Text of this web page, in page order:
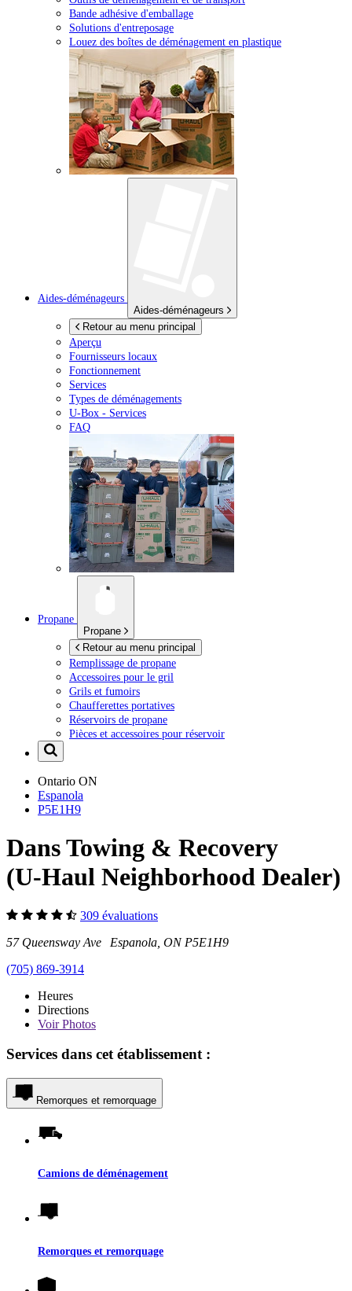
Bande adhésive d'emballage
Solutions d'entreposage
Louez des boîtes de déménagement en plastique
Aides-déménageurs
Aides-déménageurs
Retour au menu principal
Aperçu
Fournisseurs locaux
Fonctionnement
Services
Types de déménagements
U-Box - Services
FAQ
Propane
Propane
Retour au menu principal
Remplissage de propane
Accessoires pour le gril
Grils et fumoirs
Chaufferettes portatives
Réservoirs de propane
Pièces et accessoires pour réservoir
Ontario ON
Espanola
P5E1H9
Dans Towing & Recovery
(U-Haul Neighborhood Dealer)
309 évaluations
57 Queensway Ave Espanola, ON P5E1H9
(705) 869-3914
Heures
Directions
VoirPhotos
Services dans cet établissement :
Remorques et remorquage
Camions de déménagement
Remorques et remorquage